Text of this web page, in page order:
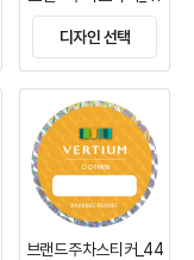
디자인 선택
브랜드주차스티커_44